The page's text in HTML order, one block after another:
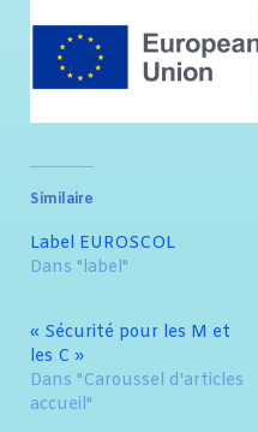
Similaire
Label EUROSCOL
Dans "label"
« Sécurité pour les M et
les C »
Dans "Caroussel d'articles
accueil"